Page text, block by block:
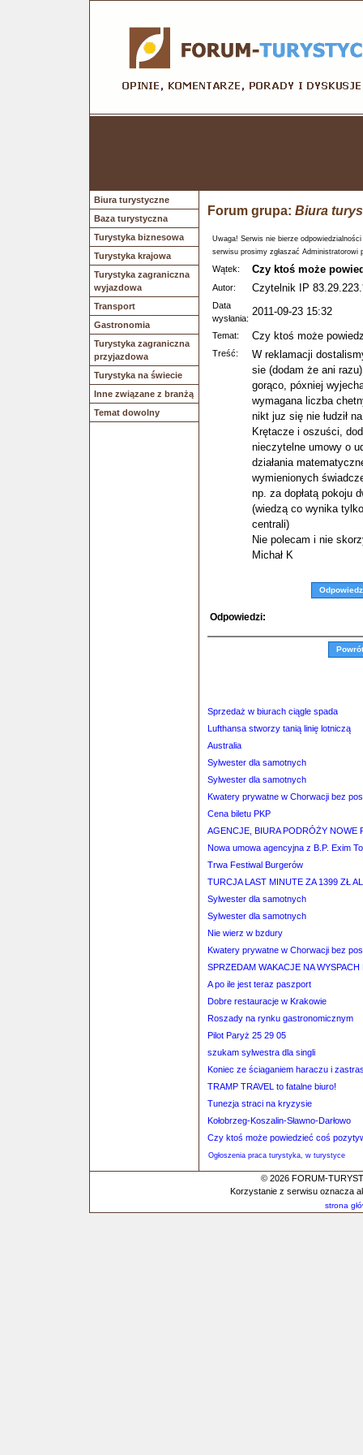
Biura turystyczne
Baza turystyczna
Turystyka biznesowa
Turystyka krajowa
Turystyka zagraniczna
wyjazdowa
Transport
Gastronomia
Turystyka zagraniczna
przyjazdowa
Turystyka na świecie
Inne związane z branżą
Temat dowolny
Forum grupa: Biura
Uwaga! Serwis nie bierze
serwisu prosimy zgłaszać Administratorowi
Wątek: Czy ktoś może
Autor: Czytelnik IP
Data
wysłania:
2011-09-23 15:32
Temat: Czy ktoś może
Treść:
W reklamacji
sie (dodam że ani
gorąco, póxniej
wymagana liczba
nikt juz się nie łudził
Krętacze i oszuści,
nieczytelne umowy o
działania
wymienionych
np. za dopłatą pokoju
(wiedzą co wynika
centrali)
Nie polecam i nie
Michał K
Odpowiedz
Odpowiedzi:
Sprzedaż w biurach ciągle spada
Lufthansa stworzy tanią linię lotniczą
Australia
Sylwester dla samotnych
Sylwester dla samotnych
Kwatery prywatne w Chorwacji bez
Cena biletu PKP
AGENCJE, BIURA PODRÓŻY NOWE
Nowa umowa agencyjna z B.P. Exim
Trwa Festiwal Burgerów
TURCJA LAST MINUTE ZA 1399 ZŁ
Sylwester dla samotnych
Sylwester dla samotnych
Nie wierz w bzdury
Kwatery prywatne w Chorwacji bez
SPRZEDAM WAKACJE NA
A po ile jest teraz paszport
Dobre restauracje w Krakowie
Roszady na rynku gastronomicznym
Pilot Paryż 25 29 05
szukam sylwestra dla singli
Koniec ze ściaganiem haraczu i
TRAMP TRAVEL to fatalne biuro!
Tunezja straci na kryzysie
Kołobrzeg-Koszalin-Sławno-Darłowo
Czy ktoś może powiedzieć coś
Ogłoszenia praca turystyka, w turystyce
© 2026 FORUM-
Korzystanie z serwisu oznacza
strona